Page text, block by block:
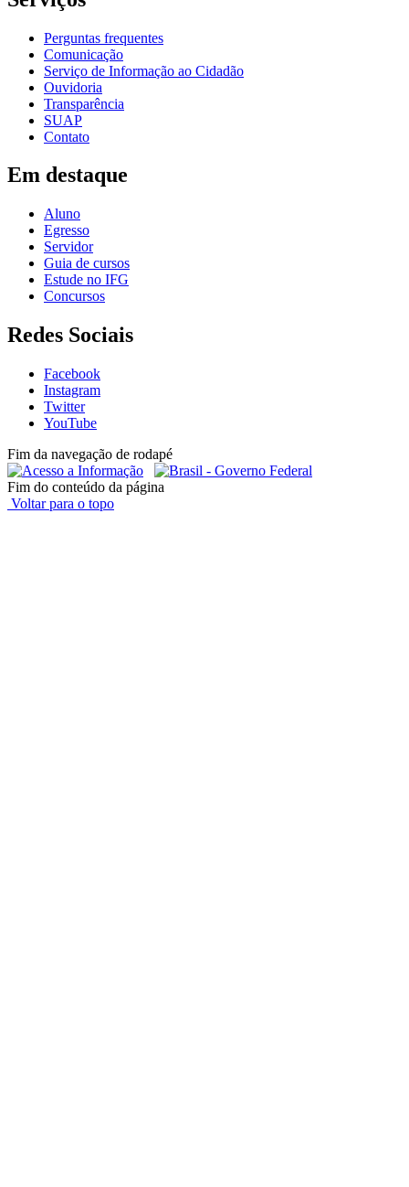
Perguntas frequentes
Comunicação
Serviço de Informação ao Cidadão
Ouvidoria
Transparência
SUAP
Contato
Em destaque
Aluno
Egresso
Servidor
Guia de cursos
Estude no IFG
Concursos
Redes Sociais
Facebook
Instagram
Twitter
YouTube
Fim da navegação de rodapé
Fim do conteúdo da página
Voltar para o topo